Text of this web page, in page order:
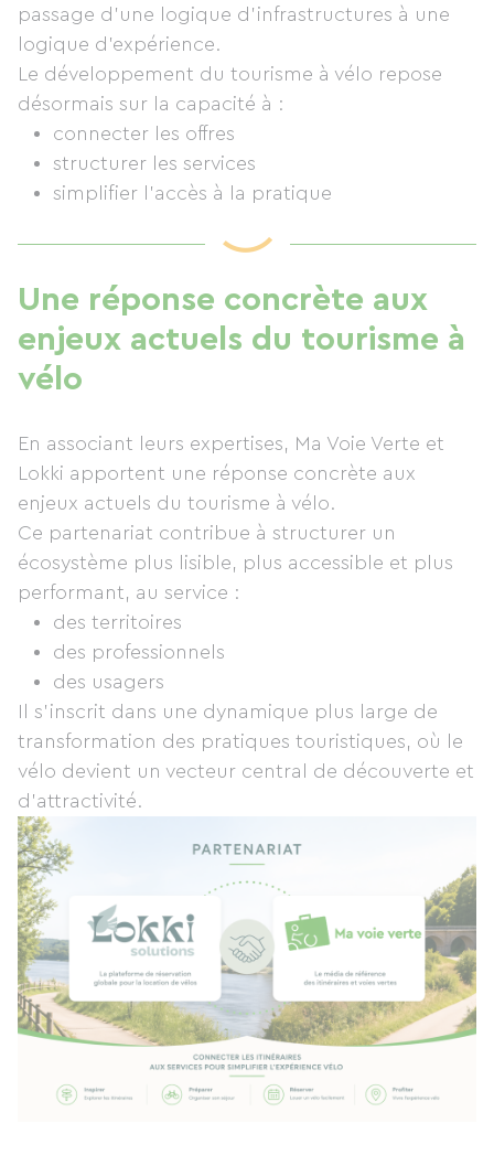
passage d’une logique d’infrastructures à une
logique d’expérience.
Le développement du tourisme à vélo repose
désormais sur la capacité à :
connecter les offres
structurer les services
simplifier l’accès à la pratique
Une réponse concrète aux
enjeux actuels du tourisme à
vélo
En associant leurs expertises, Ma Voie Verte et
Lokki apportent une réponse concrète aux
enjeux actuels du tourisme à vélo.
Ce partenariat contribue à structurer un
écosystème plus lisible, plus accessible et plus
performant, au service :
des territoires
des professionnels
des usagers
Il s’inscrit dans une dynamique plus large de
transformation des pratiques touristiques, où le
vélo devient un vecteur central de découverte et
d’attractivité.